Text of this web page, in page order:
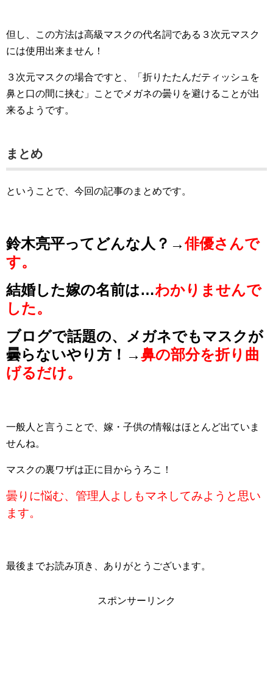
但し、この方法は高級マスクの代名詞である３次元マスク
には使用出来ません！
３次元マスクの場合ですと、「折りたたんだティッシュを
鼻と口の間に挟む」ことでメガネの曇りを避けることが出
来るようです。
まとめ
ということで、今回の記事のまとめです。
鈴木亮平ってどんな人？→俳優さんで
す。
結婚した嫁の名前は…わかりませんで
した。
ブログで話題の、メガネでもマスクが
曇らないやり方！→鼻の部分を折り曲
げるだけ。
一般人と言うことで、嫁・子供の情報はほとんど出ていま
せんね。
マスクの裏ワザは正に目からうろこ！
曇りに悩む、管理人よしもマネしてみようと思い
ます。
最後までお読み頂き、ありがとうございます。
スポンサーリンク